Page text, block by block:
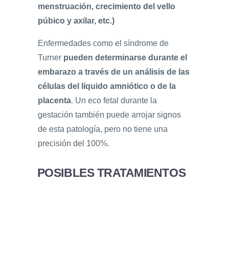
menstruación, crecimiento del vello
púbico y axilar, etc.)
Enfermedades como el síndrome de
Turner pueden determinarse durante el
embarazo a través de un análisis de las
células del líquido amniótico o de la
placenta. Un eco fetal durante la
gestación también puede arrojar signos
de esta patología, pero no tiene una
precisión del 100%.
POSIBLES TRATAMIENTOS